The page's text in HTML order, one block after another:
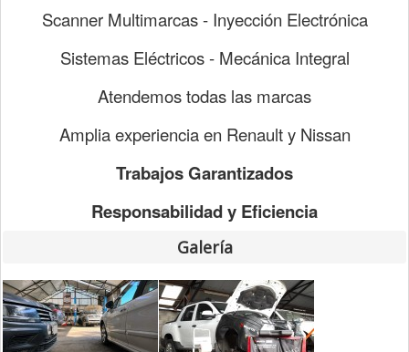
Scanner Multimarcas - Inyección Electrónica
Sistemas Eléctricos - Mecánica Integral
Atendemos todas las marcas
Amplia experiencia en Renault y Nissan
Trabajos Garantizados
Responsabilidad y Eficiencia
Galería